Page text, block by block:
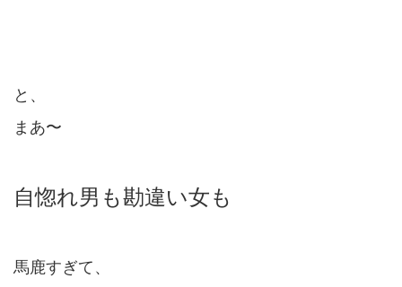
と、
まあ〜
自惚れ男も勘違い女も
馬鹿すぎて、